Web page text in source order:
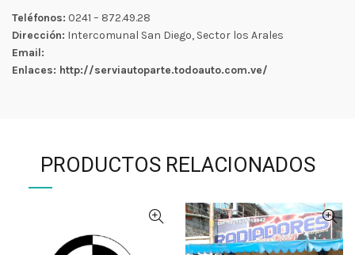
Teléfonos: 0241 – 872.49.28
Dirección: Intercomunal San Diego, Sector los Arales
Email:
Enlaces: http://serviautoparte.todoauto.com.ve/
PRODUCTOS RELACIONADOS